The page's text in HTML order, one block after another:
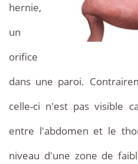
hernie,
un
orifice
dans une paroi.
celle-ci n'est pas visible
entre l'abdomen et le
niveau d'une zone de